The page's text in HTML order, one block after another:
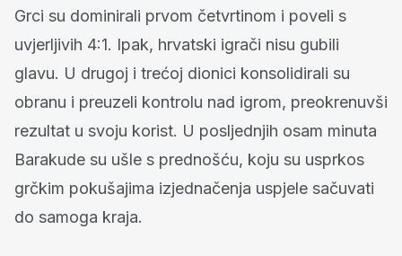
Grci su dominirali prvom četvrtinom i poveli s
uvjerljivih 4:1. Ipak, hrvatski igrači nisu gubili
glavu. U drugoj i trećoj dionici konsolidirali su
obranu i preuzeli kontrolu nad igrom, preokrenuvši
rezultat u svoju korist. U posljednjih osam minuta
Barakude su ušle s prednošću, koju su usprkos
grčkim pokušajima izjednačenja uspjele sačuvati
do samoga kraja.